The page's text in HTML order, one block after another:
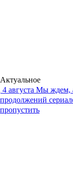
Актуальное
4 августа Мы ждем,
продолжений
пропустить